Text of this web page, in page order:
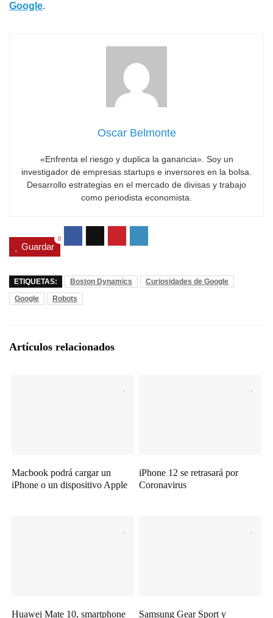
Google.
Oscar Belmonte
«Enfrenta el riesgo y duplica la ganancia». Soy un
investigador de empresas startups e inversores en la bolsa.
Desarrollo estrategias en el mercado de divisas y trabajo
como periodista economista.
Guardar
0
ETIQUETAS: Boston Dynamics
Curiosidades de Google
Google
Robots
Artículos relacionados
Macbook podrá cargar un
iPhone o un dispositivo Apple
iPhone 12 se retrasará por
Coronavirus
Huawei Mate 10, smartphone Samsung Gear Sport y